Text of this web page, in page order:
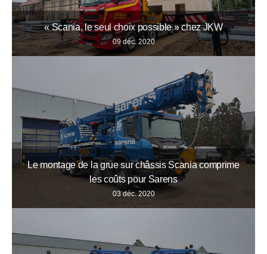
« Scania, le seul choix possible » chez JKW
09 déc. 2020
Le montage de la grue sur châssis Scania comprime
les coûts pour Sarens
03 déc. 2020